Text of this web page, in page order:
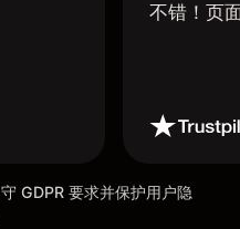
不错！页
GDPR 要求并保护用户隐